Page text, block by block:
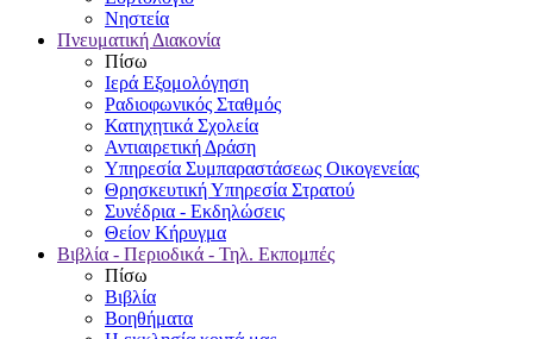
Νηστεία
Πνευματική Διακονία
Πίσω
Ιερά Εξομολόγηση
Ραδιοφωνικός Σταθμός
Κατηχητικά Σχολεία
Αντιαιρετική Δράση
Υπηρεσία Συμπαραστάσεως Οικογενείας
Θρησκευτική Υπηρεσία Στρατού
Συνέδρια - Εκδηλώσεις
Θείον Κήρυγμα
Βιβλία - Περιοδικά - Τηλ. Εκπομπές
Πίσω
Βιβλία
Βοηθήματα